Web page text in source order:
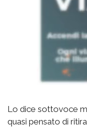
Lo dice sottovoce
quasi pensato di